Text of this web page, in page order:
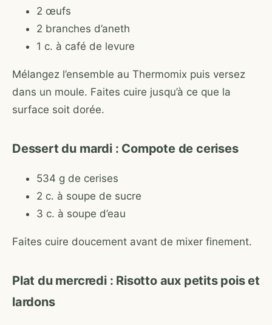
2 œufs
2 branches d’aneth
1 c. à café de levure
Mélangez l’ensemble au Thermomix puis versez
dans un moule. Faites cuire jusqu’à ce que la
surface soit dorée.
Dessert du mardi : Compote de cerises
534 g de cerises
2 c. à soupe de sucre
3 c. à soupe d’eau
Faites cuire doucement avant de mixer finement.
Plat du mercredi : Risotto aux petits pois et
lardons